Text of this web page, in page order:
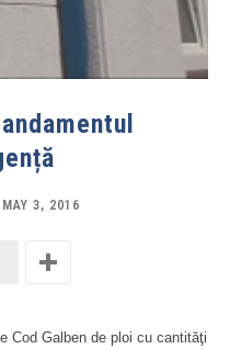
MAY 3, 2016
Cod Galben de ploi cu cantităţi